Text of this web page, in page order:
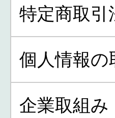
特定商取引
個人情報
企業取組み